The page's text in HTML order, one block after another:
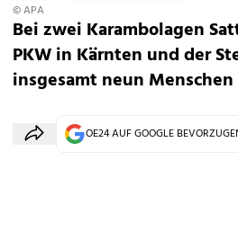
© APA
Bei zwei Karambolagen
PKW in Kärnten und der
insgesamt neun
OE24 AUF GOOGLE